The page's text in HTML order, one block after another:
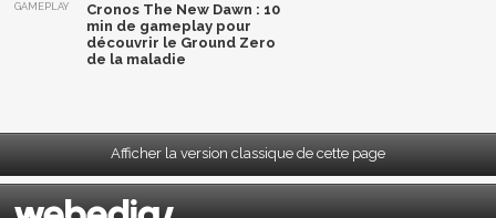
GAMEPLAY
Cronos The New Dawn : 10
min de gameplay pour
découvrir le Ground Zero
de la maladie
Afficher la version classique de cette page